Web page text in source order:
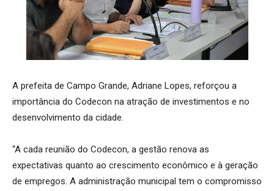
A prefeita de Campo Grande, Adriane Lopes, reforçou a
importância do Codecon na atração de investimentos e no
desenvolvimento da cidade.
“A cada reunião do Codecon, a gestão renova as
expectativas quanto ao crescimento econômico e à geração
de empregos. A administração municipal tem o compromisso